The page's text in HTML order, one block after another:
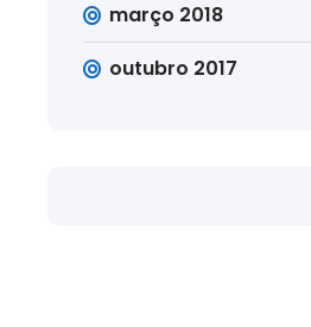
março 2018
outubro 2017